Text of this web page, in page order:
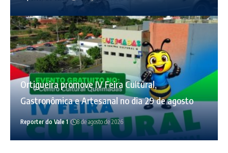
Ortigueira promove IV Feira Cultural,
Gastronômica e Artesanal no dia 29 de agosto
Reporter do Vale 1 8 de agosto de 2026